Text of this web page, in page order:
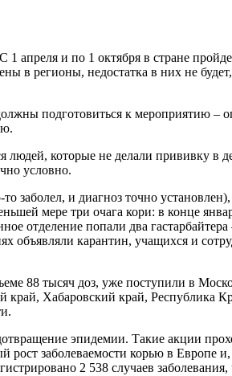
С 1 апреля и по 1 октября в стране
в регионы, недостатка в них не
подготовиться к мероприятию –
которые не делали прививку в
условно.
и диагноз точно
мере три очага кори: в конце
отделение попали два
объявляли карантин, учащихся и
88 тысяч доз, уже поступили в
Хабаровский край, Республика
эпидемии. Такие акции
заболеваемости корью в Европе и,
2 538 случаев заболевания,